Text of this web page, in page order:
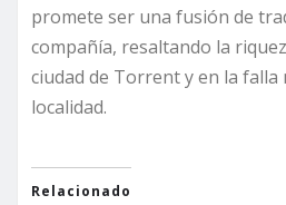
promete ser una fusión de
compañía, resaltando la
ciudad de Torrent y en la falla
localidad.
Relacionado